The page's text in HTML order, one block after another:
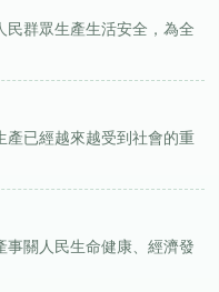
群眾生產生活安全，為全
產已經越來越受到社會的重
關人民生命健康、經濟發